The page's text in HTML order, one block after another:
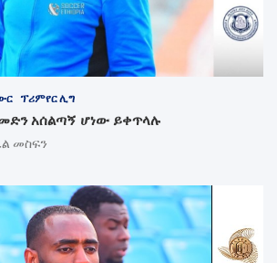
ፕሪምየር ሊግ
አሰልጣኝ ሆነው ይቀጥላሉ
መስፍን